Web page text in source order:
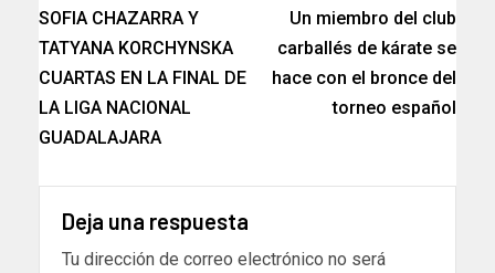
SOFIA CHAZARRA Y
TATYANA KORCHYNSKA
CUARTAS EN LA FINAL DE
LA LIGA NACIONAL
GUADALAJARA
Un miembro del club
carballés de kárate se
hace con el bronce del
torneo español
Deja una respuesta
Tu dirección de correo electrónico no será